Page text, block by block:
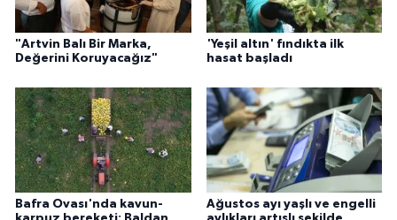
"Artvin Balı Bir Marka,
Değerini Koruyacağız"
'Yeşil altın' fındıkta ilk
hasat başladı
Bafra Ovası'nda kavun-
Ağustos ayı yaşlı ve engelli